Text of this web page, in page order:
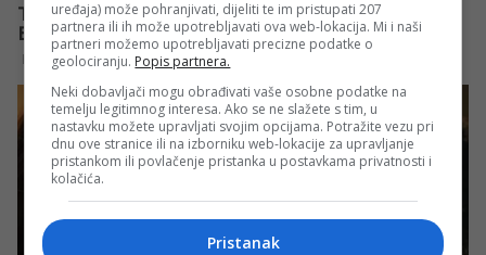
uređaja) može pohranjivati, dijeliti te im pristupati 207
partnera ili ih može upotrebljavati ova web-lokacija. Mi i naši
partneri možemo upotrebljavati precizne podatke o
geolociranju. Popis partnera.
Neki dobavljači mogu obrađivati vaše osobne podatke na
temelju legitimnog interesa. Ako se ne slažete s tim, u
nastavku možete upravljati svojim opcijama. Potražite vezu pri
dnu ove stranice ili na izborniku web-lokacije za upravljanje
pristankom ili povlačenje pristanka u postavkama privatnosti i
kolačića.
Pristanak